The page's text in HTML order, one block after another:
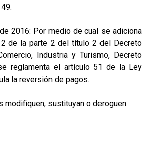
2016: Por medio de cual se adiciona
de la parte 2 del título 2 del Decreto
Industria y Turismo, Decreto
reglamenta el artículo 51 de la Ley
la reversión de pagos.
modifiquen, sustituyan o deroguen.